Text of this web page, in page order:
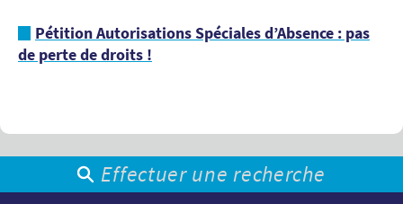
Pétition Autorisations Spéciales d’Absence : pas
de perte de droits !
Effectuer une recherche